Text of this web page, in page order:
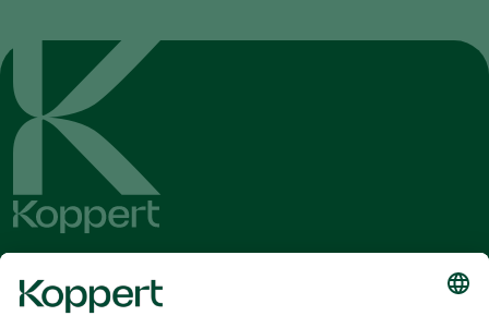
Ontvang het laatste nieuws en